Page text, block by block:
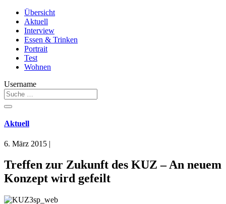
Übersicht
Aktuell
Interview
Essen & Trinken
Portrait
Test
Wohnen
Username
Aktuell
6. März 2015 |
Treffen zur Zukunft des KUZ – An neuem
Konzept wird gefeilt